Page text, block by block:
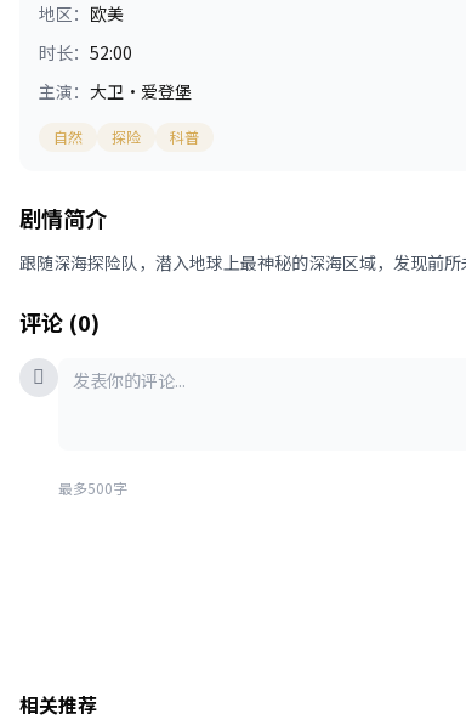
地区： 欧美
时长： 52:00
主演： 大卫·爱登堡
自然 探险 科普
剧情简介
跟随深海探险队，潜入地球上最神秘的深海区域，发现前所
评论 (0)
最多500字
相关推荐